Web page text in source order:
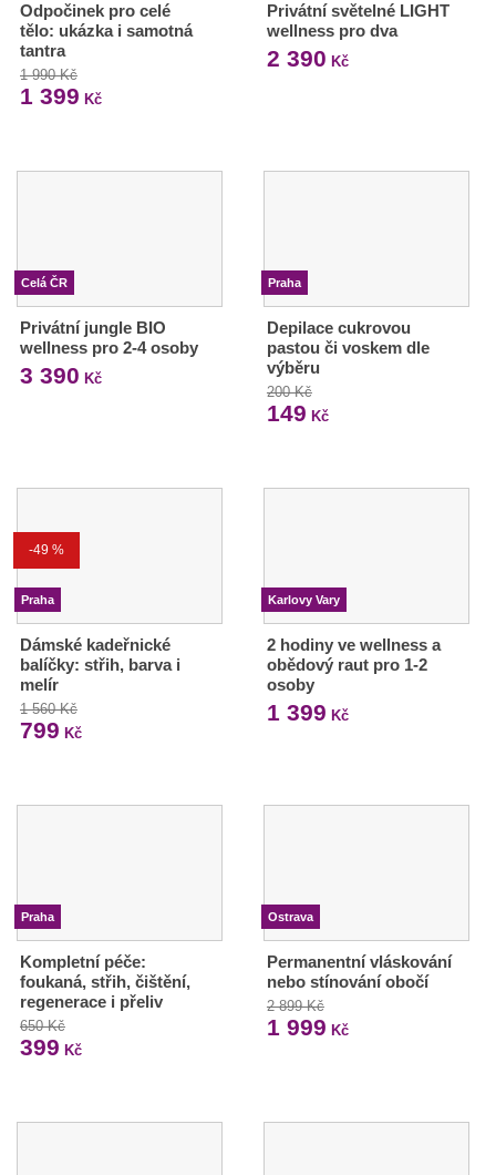
Odpočinek pro celé
tělo: ukázka i samotná
tantra
1 990 Kč
1 399 Kč
Privátní světelné LIGHT
wellness pro dva
2 390 Kč
Celá ČR
Privátní jungle BIO
wellness pro 2-4 osoby
3 390 Kč
Praha
Depilace cukrovou
pastou či voskem dle
výběru
200 Kč
149 Kč
-49 %
Praha
Dámské kadeřnické
balíčky: střih, barva i
melír
1 560 Kč
799 Kč
Karlovy Vary
2 hodiny ve wellness a
obědový raut pro 1-2
osoby
1 399 Kč
Praha
Kompletní péče:
foukaná, střih, čištění,
regenerace i přeliv
650 Kč
399 Kč
Ostrava
Permanentní vláskování
nebo stínování obočí
2 899 Kč
1 999 Kč